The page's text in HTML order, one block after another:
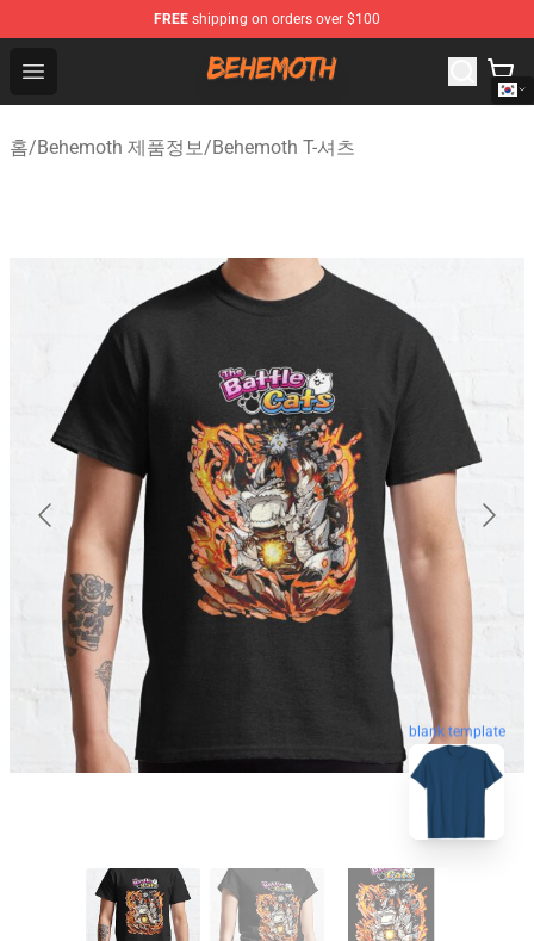
FREE shipping on orders over $100
Open menu
Behemoth Store - Official Behemoth Merchandise Shop
홈/Behemoth 제품정보/Behemoth T-셔츠
blank template